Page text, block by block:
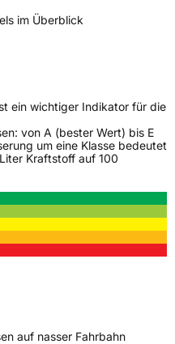
im Überblick
ein wichtiger Indikator für die
von A (bester Wert) bis E
um eine Klasse bedeutet
Kraftstoff auf 100
auf nasser Fahrbahn